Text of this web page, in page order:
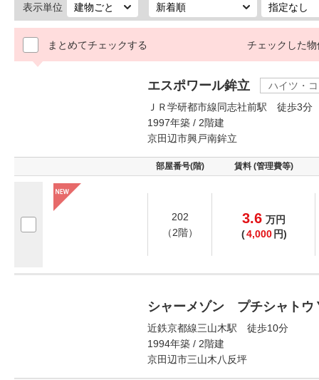
表示単位
まとめてチェックする チェックした物
エスポワール鉾立
ハイツ・
ＪＲ学研都市線同志社前駅 徒歩3分
1997年築 / 2階建
京田辺市興戸南鉾立
部屋番号(階) 賃料 (管理費等)
202
（2階）
3.6 万円
(4,000 円)
シャーメゾン プチシャトウ
近鉄京都線三山木駅 徒歩10分
1994年築 / 2階建
京田辺市三山木八反坪